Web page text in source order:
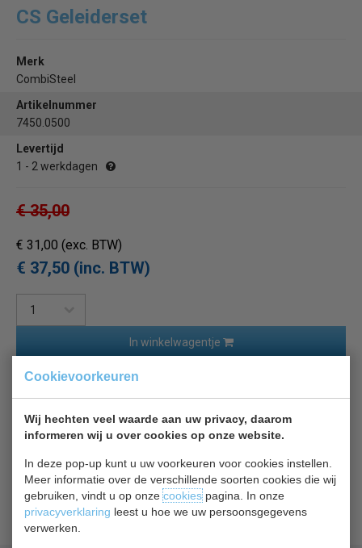
Cookievoorkeuren
Wij hechten veel waarde aan uw privacy, daarom
informeren wij u over cookies op onze website.
In deze pop-up kunt u uw voorkeuren voor cookies instellen.
Meer informatie over de verschillende soorten cookies die wij
gebruiken, vindt u op onzecookiespagina. In onze
privacyverklaring leest u hoe we uw persoonsgegevens
verwerken.
CS Geleiderset
Merk
CombiSteel
Artikelnummer
7450.0500
Levertijd
1 - 2 werkdagen
€ 35,00
€ 31,00 (exc. BTW)
€ 37,50 (inc. BTW)
In winkelwagentje
Ofbetaal12,50in 3 termijnen
Terug naar overzicht
Beschrijving Specificaties
Geleiderset 7950.0500